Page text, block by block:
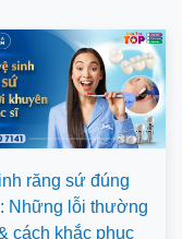
răng sứ đúng
Những lỗi thường
cách khắc phục